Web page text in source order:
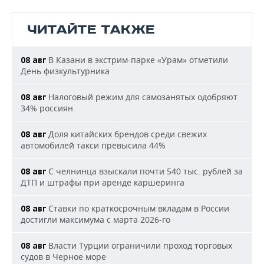
ЧИТАЙТЕ ТАКЖЕ
08 авг В Казани в экстрим-парке «Урам» отметили
День физкультурника
08 авг Налоговый режим для самозанятых одобряют
34% россиян
08 авг Доля китайских брендов среди свежих
автомобилей такси превысила 44%
08 авг С челнинца взыскали почти 540 тыс. рублей за
ДТП и штрафы при аренде каршеринга
08 авг Ставки по краткосрочным вкладам в России
достигли максимума с марта 2026-го
08 авг Власти Турции ограничили проход торговых
судов в Черное море